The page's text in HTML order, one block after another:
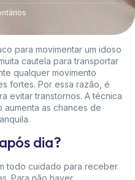
para movimentar um idoso
cautela para transportar
qualquer movimento
fortes. Por essa razão, é
evitar transtornos. A técnica
as chances de
dia?
todo cuidado para receber